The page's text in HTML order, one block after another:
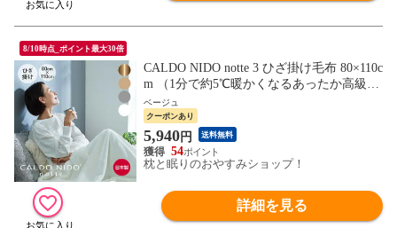
8/10時点_ポイント最大30倍
CALDO NIDO notte 3 ひざ掛け毛布 80×110c
m （1分で約5℃暖かくなるあったか高級ひ
ざ掛け毛布）カルドニードノッテ3 暖かい
日本製 ブランケット 洗える 洗濯可能 泉大
津 発熱 吸湿 アクリル 冬用 大人 子供 男性
女性 軽い 軽量 誕生日 ギフト プレゼント
ベージュ
クーポンあり
5,940円 送料無料
54
枕と眠りのおやすみショップ！
詳細を見る